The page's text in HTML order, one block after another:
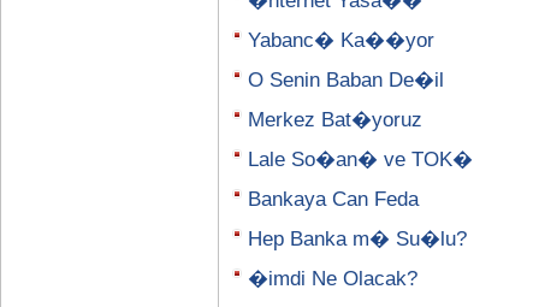
Yabanc� Ka��yor
O Senin Baban De�il
Merkez Bat�yoruz
Lale So�an� ve TOK�
Bankaya Can Feda
Hep Banka m� Su�lu?
�imdi Ne Olacak?